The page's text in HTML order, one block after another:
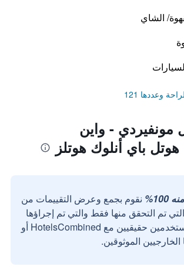
الشاي
وعددها 121
مونفيردي - واين
باي أنلوك هوتلز
نقوم بجمع وعرض التقييمات من
تم التحقق منها فقط والتي تم إجراؤها
بواسطة مستخدمين حقيقيين مع HotelsCombined أو
الموثوقين.